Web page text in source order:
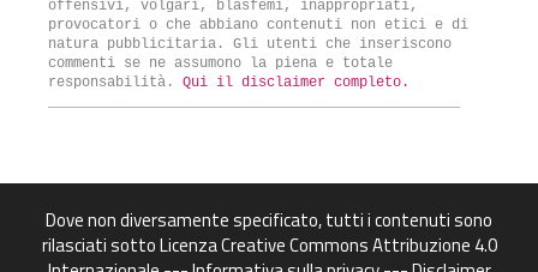
offensivi, volgari, blasfemi, inappropriati,
provocatori o che abbiano contenuti non etici e di
natura pubblicitaria. Gli utenti che inseriscono
commenti se ne assumono la piena e totale
responsabilità. Qui il disclaimer completo.
Dove non diversamente specificato, tutti i contenuti sono
rilasciati sotto Licenza Creative CommonsAttribuzione 4.0